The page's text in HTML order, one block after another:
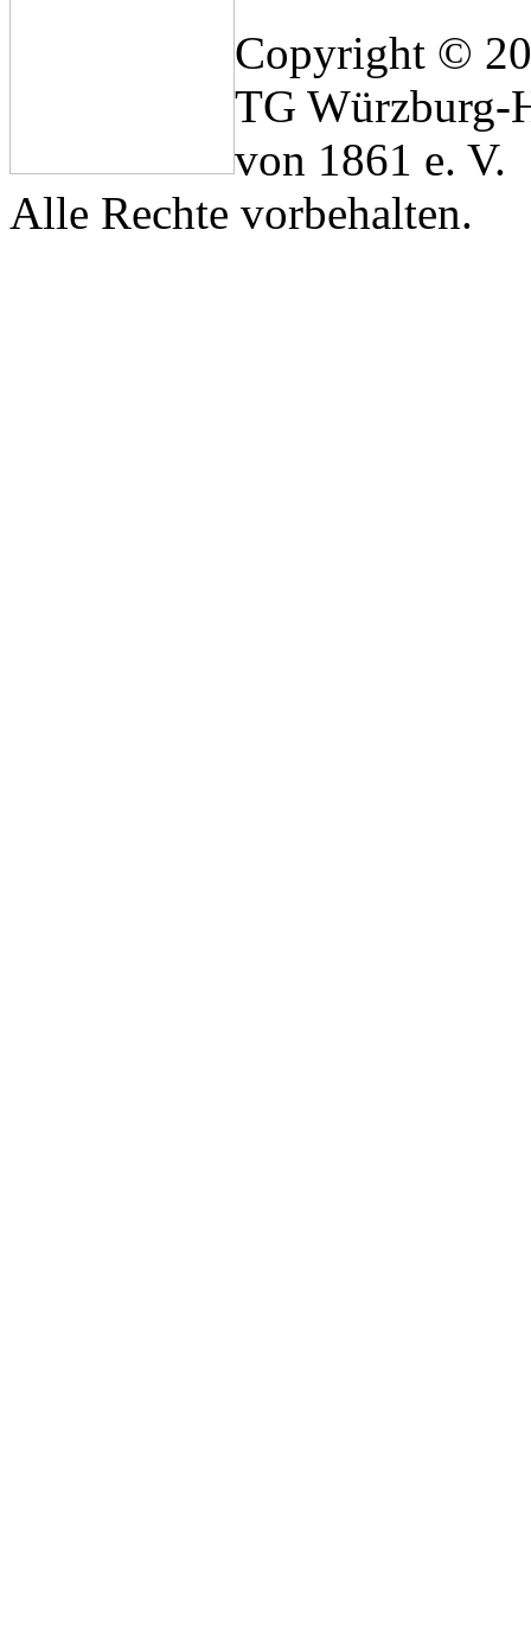
Copyright ©
TG Würzburg-
von 1861 e. V.
Alle Rechte vorbehalten.